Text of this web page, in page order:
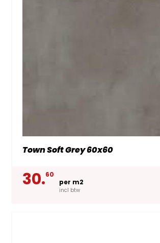
Town Soft Grey 60x60
30.60
per m2
incl btw